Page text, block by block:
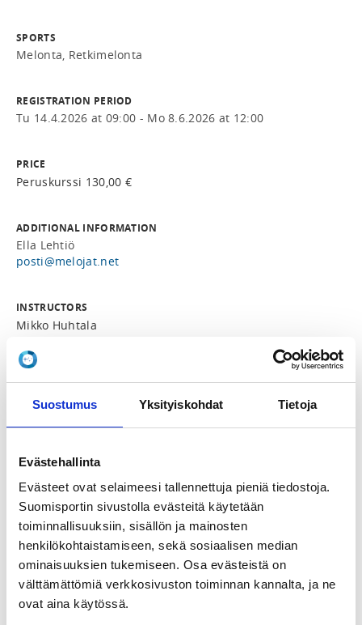
Suostumus Yksityiskohdat Tietoja
Evästehallinta
Evästeet ovat selaimeesi tallennettuja pieniä tiedostoja.
Suomisportin sivustolla evästeitä käytetään
toiminnallisuuksiin, sisällön ja mainosten
henkilökohtaistamiseen, sekä sosiaalisen median
ominaisuuksien tukemiseen. Osa evästeistä on
välttämättömiä verkkosivuston toiminnan kannalta, ja ne
ovat aina käytössä.
SPORTS
Melonta, Retkimelonta
REGISTRATION PERIOD
Tu 14.4.2026 at 09:00 - Mo 8.6.2026 at 12:00
PRICE
Peruskurssi 130,00 €
ADDITIONAL INFORMATION
Ella Lehtiö
posti@melojat.net
INSTRUCTORS
Mikko Huhtala
Lauri Pietikäinen
Kiinnostaako sinua kajakkimelontaan tutustuminen tai
uuden melontaharrastuksen aloittaminen?
aloittelijoille sopivia Meloja 1-peruskursseja. Kurssi
kestää kolme arki-iltaa tai yhden viikonlopun ja sisältää
harjoittelua vesillä. Ennen kurssia suoritetaan lyhyt
verkkokurssi online-ympäristössä.
Osallistumisvaatimukset:
- hyvä peruskunto
- 25 metrin uimataito